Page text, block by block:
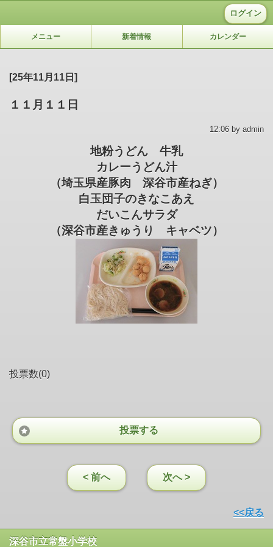
ログイン
メニュー 新着情報 カレンダー
[25年11月11日]
１１月１１日
12:06 by admin
地粉うどん 牛乳
カレーうどん汁
（埼玉県産豚肉 深谷市産ねぎ）
白玉団子のきなこあえ
だいこんサラダ
（深谷市産きゅうり キャベツ）
投票数(0)
投票する
< 前へ 次へ >
<<戻る
深谷市立常盤小学校